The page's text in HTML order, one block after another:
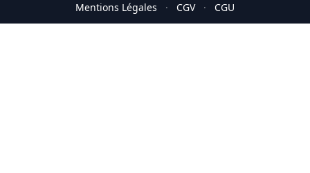
Mentions Légales · CGV · CGU